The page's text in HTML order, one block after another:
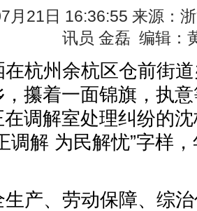
月21日 16:36:55 来源：
讯员 金磊 编辑：
在杭州余杭区仓前街
攥着一面锦旗，执
调解室处理纠纷的
调解 为民解忧”字样
产、劳动保障、综